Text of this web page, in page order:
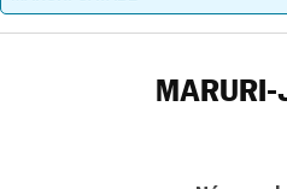
MARURI-